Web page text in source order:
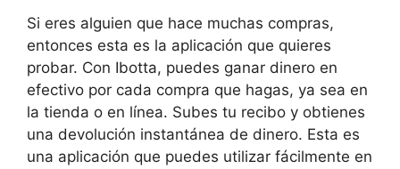
Si eres alguien que hace muchas compras,
entonces esta es la aplicación que quieres
probar. Con Ibotta, puedes ganar dinero en
efectivo por cada compra que hagas, ya sea en
la tienda o en línea. Subes tu recibo y obtienes
una devolución instantánea de dinero. Esta es
una aplicación que puedes utilizar fácilmente en